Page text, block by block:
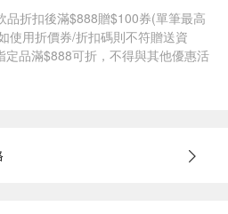
品​折扣後滿$888贈$100券(單筆最高
使用折價券/折扣碼則不符贈送資
定品滿$888可折，不得與其他優惠活